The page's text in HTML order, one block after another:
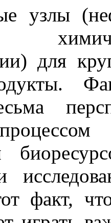
узлы
для
факт,